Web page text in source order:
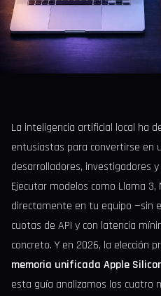
La inteligencia artificial local ha
entusiastas para convertirse en
desarrolladores, investigadores
Ejecutar modelos como Llama
directamente en tu equipo —sin
cuotas de API y con latencia
concreto. Y en 2026, la elección
memoria unificada Apple
esta guía analizamos los cuatro